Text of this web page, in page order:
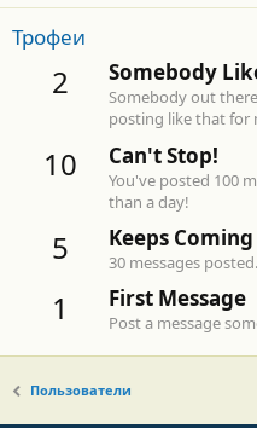
Трофеи
2 Somebody
Somebody out
posting like that for
10 Can't Stop!
You've posted 100
than a day!
5 Keeps
30 messages
1 First Message
Post a message
Пользователи